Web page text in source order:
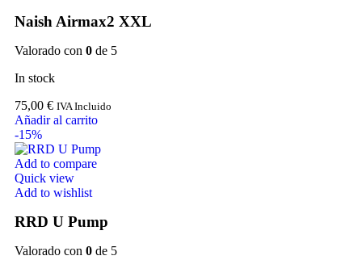
Naish Airmax2 XXL
Valorado con 0 de 5
In stock
75,00 € IVA Incluido
Añadir al carrito
-15%
Add to compare
Quick view
Add to wishlist
RRD U Pump
Valorado con 0 de 5